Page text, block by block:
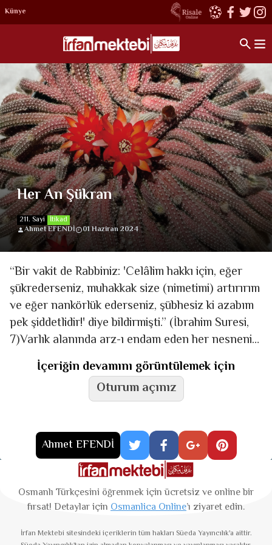
Künye
Her An Şükran
211. Sayi İtikad
Ahmet EFENDİ
01 Haziran 2024
“Bir vakit de Rabbiniz: 'Celâlim hakkı için, eğer
şükrederseniz, muhakkak size (nimetimi) artırırım
ve eğer nankörlük ederseniz, şübhesiz ki azabım
pek şiddetlidir!' diye bildirmişti.” (İbrahim Suresi,
7)Varlık alanında arz-ı endam eden her nesnenin
akıbeti şüp­hesiz
İçeriğin devamını görüntülemek için
Oturum açınız
Ahmet EFENDİ
Osmanlı Türkçesini öğrenmek için ücretsiz ve online bir
fırsat! Detaylar için Osmanlica Online’ı ziyaret edin.
İrfan Mektebi sitesindeki içeriklerin tüm hakları Süeda Yayıncılık'a aittir.